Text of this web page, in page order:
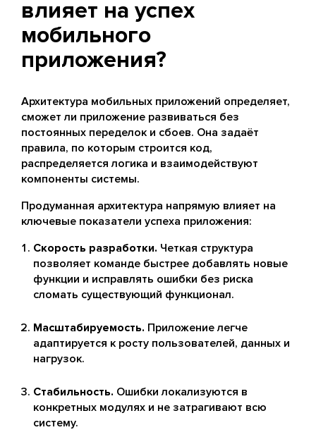
влияет на успех
мобильного
приложения?
Архитектура мобильных приложений определяет,
сможет ли приложение развиваться без
постоянных переделок и сбоев. Она задаёт
правила, по которым строится код,
распределяется логика и взаимодействуют
компоненты системы.
Продуманная архитектура напрямую влияет на
ключевые показатели успеха приложения:
Скорость разработки. Четкая структура
позволяет команде быстрее добавлять новые
функции и исправлять ошибки без риска
сломать существующий функционал.
Масштабируемость. Приложение легче
адаптируется к росту пользователей, данных и
нагрузок.
Стабильность. Ошибки локализуются в
конкретных модулях и не затрагивают всю
систему.